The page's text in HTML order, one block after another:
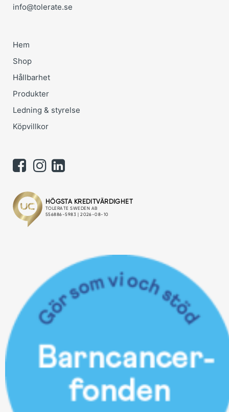
info@tolerate.se
Hem
Shop
Hållbarhet
Produkter
Ledning & styrelse
Köpvillkor